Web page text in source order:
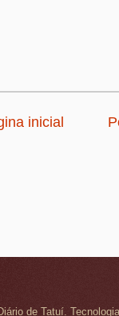
inicial
de Tatuí.